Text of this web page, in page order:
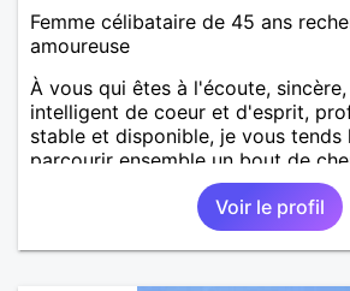
Femme célibataire de 45 ans
amoureuse
À vous qui êtes à l'écoute,
intelligent de coeur et d'esprit,
stable et disponible, je vous tends
parcourir ensemble un bout de
que la route soit longue.
Voir le profil